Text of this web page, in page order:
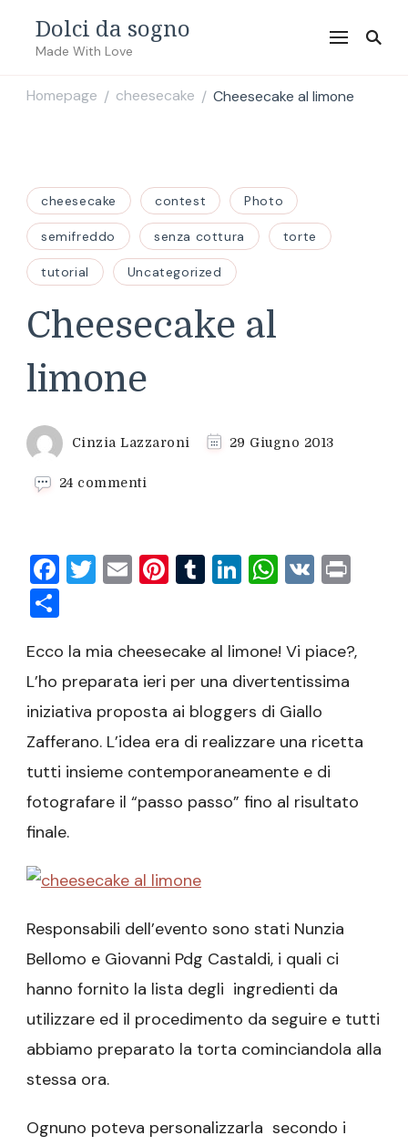
Dolci da sogno
Made With Love
Homepage / cheesecake / Cheesecake al limone
cheesecake contest Photo
semifreddo senza cottura torte
tutorial Uncategorized
Cheesecake al
limone
Cinzia Lazzaroni 29 Giugno 2013
24 commenti
Facebook
Twitter
EmailPinterest
Tumblr
LinkedIn
VK
Ecco la mia cheesecake al limone! Vi piace?,
L’ho preparata ieri per una divertentissima
iniziativa proposta ai bloggers di Giallo
Zafferano. L’idea era di realizzare una ricetta
tutti insieme contemporaneamente e di
fotografare il “passo passo” fino al risultato
finale.
Responsabili dell’evento sono stati Nunzia
Bellomo e Giovanni Pdg Castaldi, i quali ci
hanno fornito la lista degli ingredienti da
utilizzare ed il procedimento da seguire e tutti
abbiamo preparato la torta cominciandola alla
stessa ora.
Ognuno poteva personalizzarla secondo i